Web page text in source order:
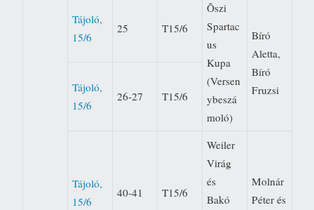
Tájoló,
15/6
25 T15/6
Õszi
Spartac
us
Kupa
(Versen
ybeszá
moló)
Bíró
Aletta,
Bíró
Fruzsi
Tájoló,
15/6
26-27 T15/6
Tájoló,
15/6
40-41 T15/6
Weiler
Virág
és
Bakó
Molnár
Péter és